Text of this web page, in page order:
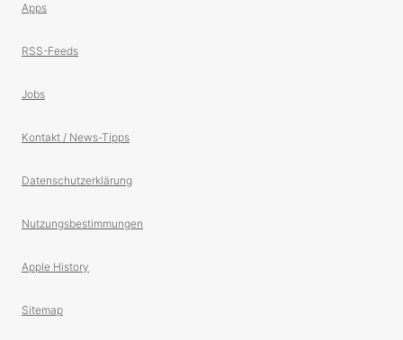
Apps
RSS-Feeds
Jobs
Kontakt / News-Tipps
Datenschutzerklärung
Nutzungsbestimmungen
Apple History
Sitemap